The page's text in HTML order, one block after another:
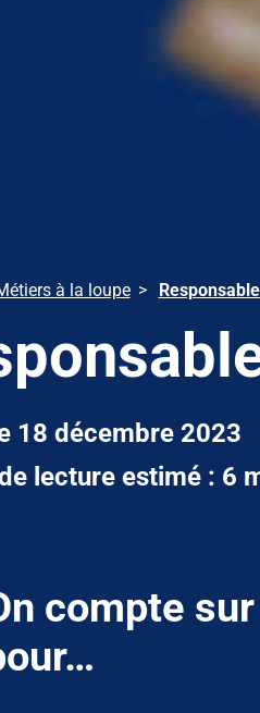
à la loupe
18 décembre 2023
lecture estimé : 6
compte